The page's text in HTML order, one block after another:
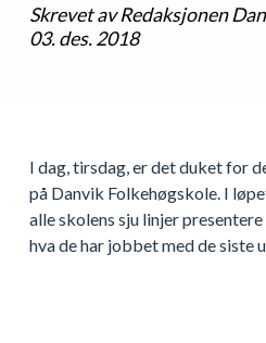
Skrevet av Redaksjonen
03. des. 2018
I dag, tirsdag, er det duket for
på Danvik Folkehøgskole. I
alle skolens sju linjer
hva de har jobbet med de siste